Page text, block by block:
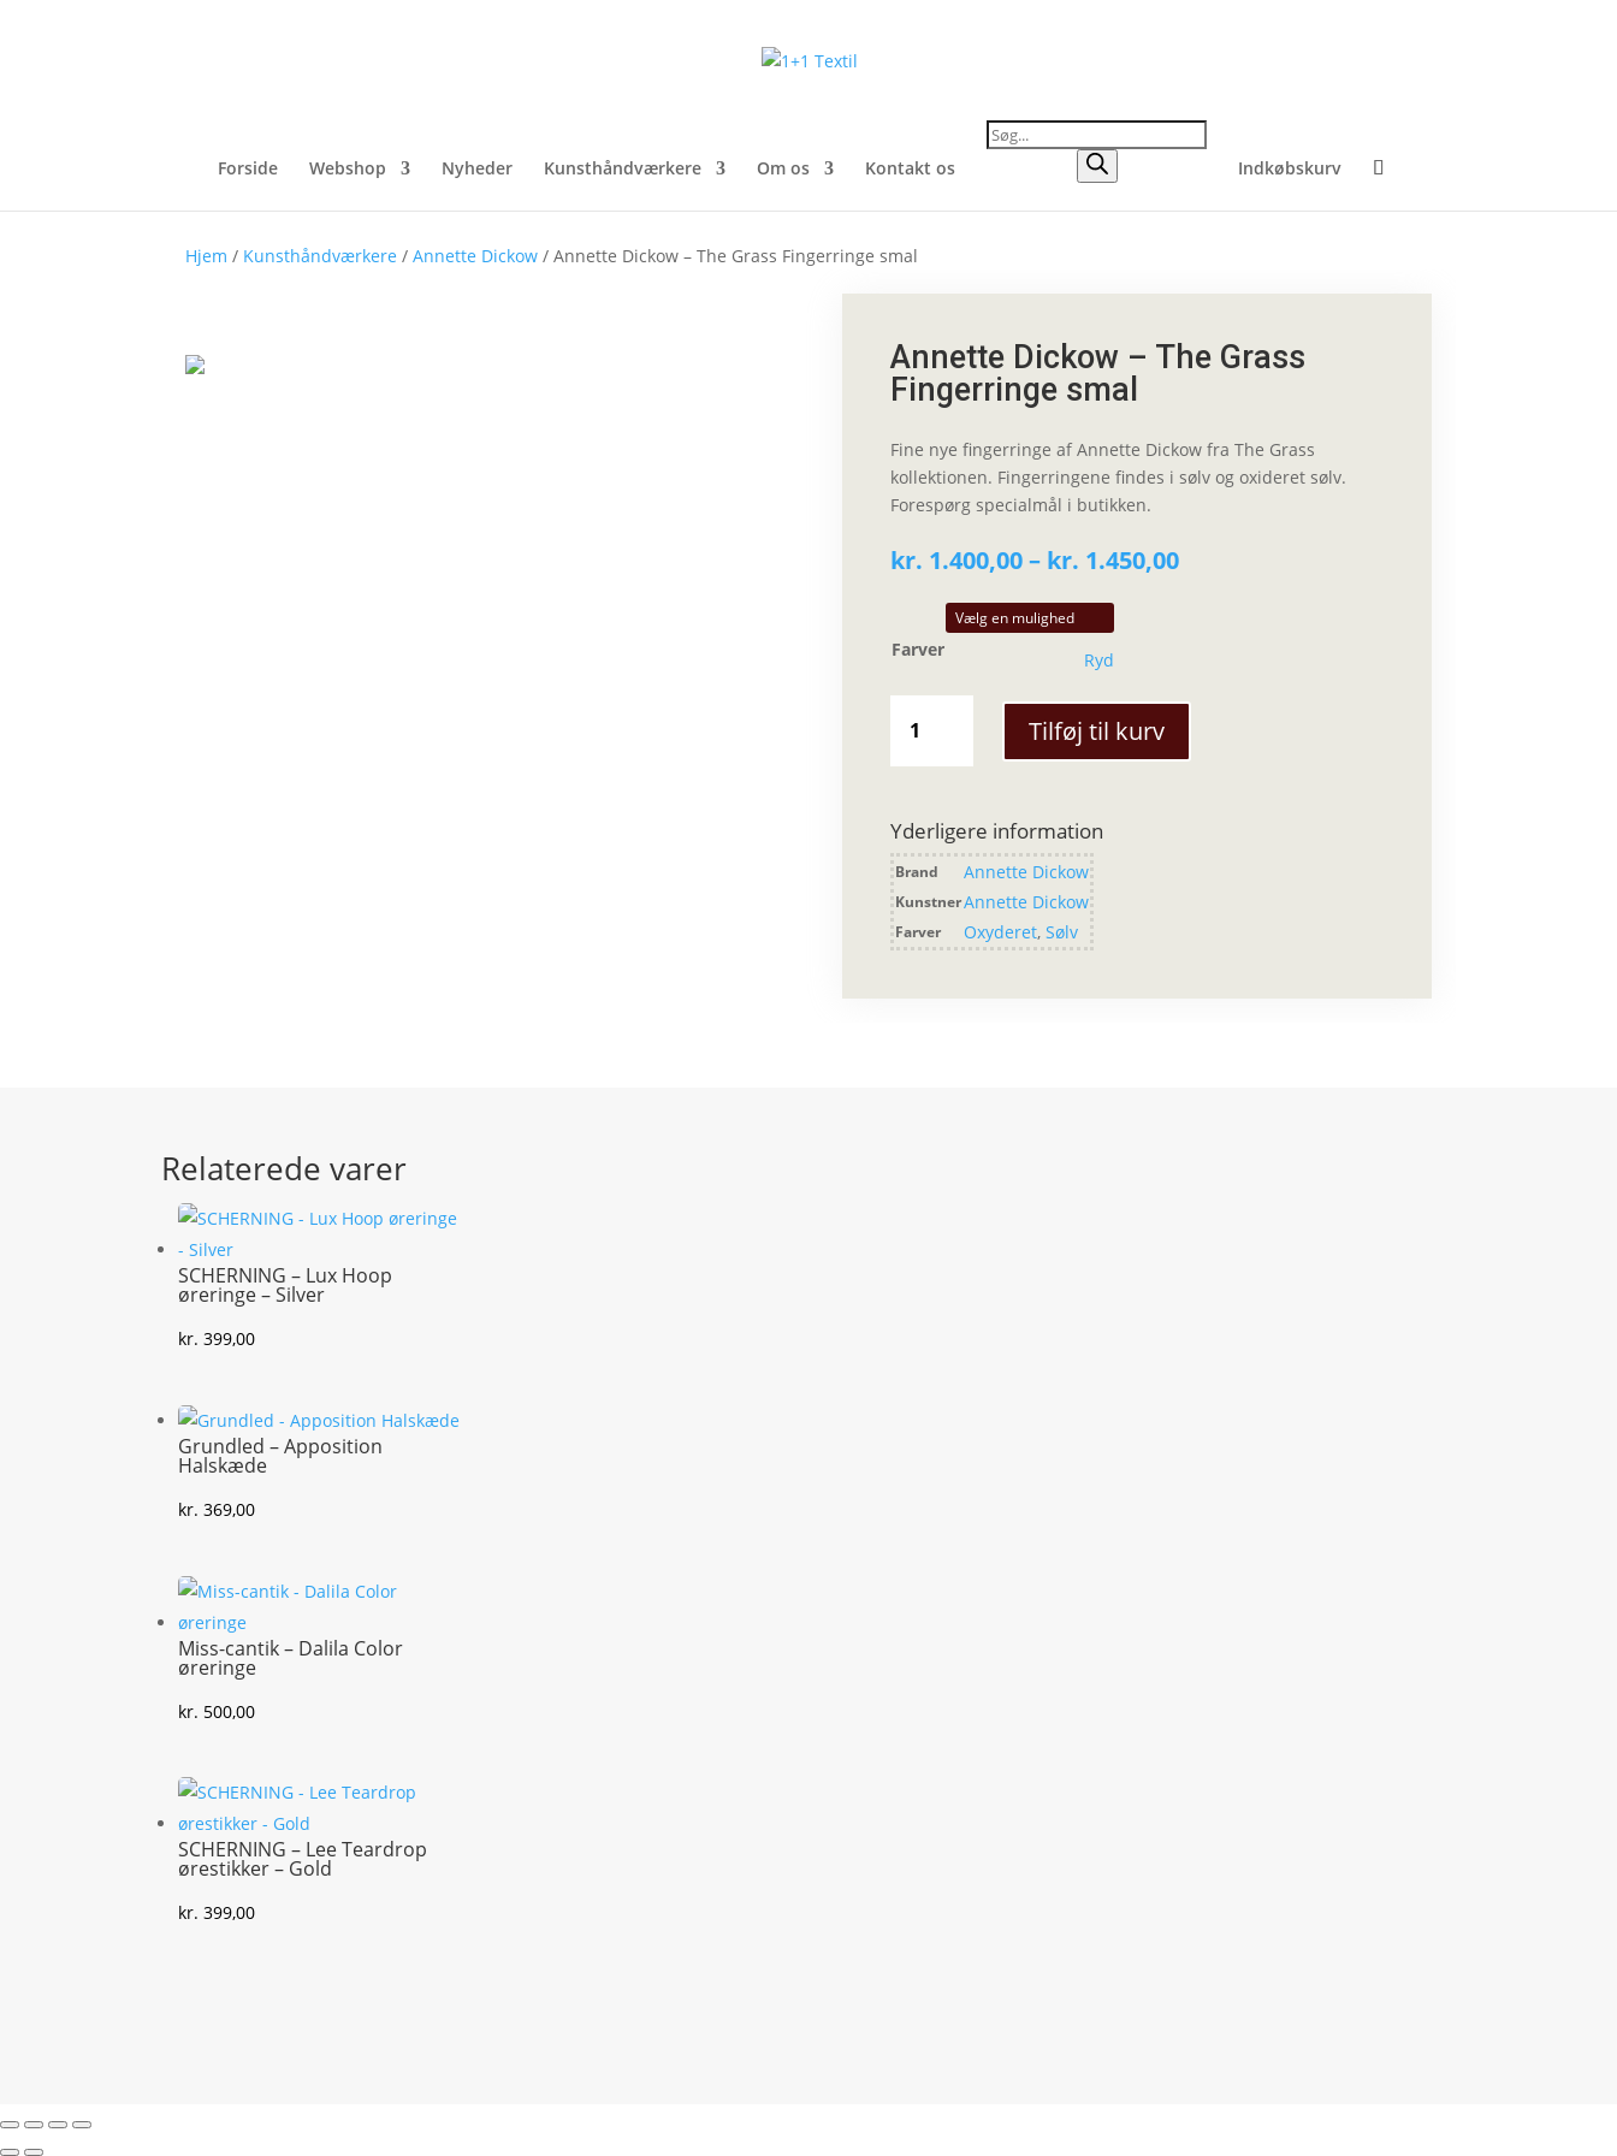
Forside Webshop Nyheder Kunsthåndværkere Om os Kontakt os
Products
search
Indkøbskurv
Hjem / Kunsthåndværkere /Annette Dickow / Annette Dickow – The Grass Fingerringe smal
Annette Dickow – The Grass
Fingerringe smal
Fine nye fingerringe af Annette Dickow fra The Grass
kollektionen. Fingerringene findes i sølv og oxideret sølv.
Forespørg specialmål i butikken.
kr. 1.400,00 – kr. 1.450,00Prisinterval:
Farver Ryd
Dickow
-
Grass
Fingerringe
smal
antal
Tilføj til kurv
Yderligere information
Brand Annette Dickow
KunstnerAnnette Dickow
Farver Oxyderet,Sølv
Relaterede varer
SCHERNING – Lux Hoop
øreringe – Silver
kr. 399,00
Grundled – Apposition
Halskæde
kr. 369,00
Miss-cantik – Dalila Color
øreringe
kr. 500,00
SCHERNING – Lee Teardrop
ørestikker – Gold
kr. 399,00